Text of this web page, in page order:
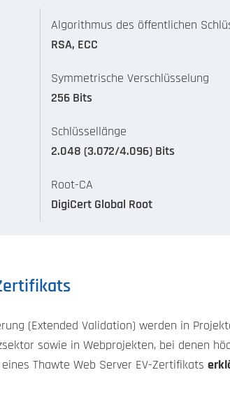
Algorithmus des öffentlichen
RSA, ECC
Symmetrische Verschlüsselung
256 Bits
Schlüssellänge
2.048 (3.072/4.096) Bits
Root-CA
DigiCert Global Root
(Extended Validation) werden in
sowie in Webprojekten, bei denen
Thawte Web Server EV-Zertifikats